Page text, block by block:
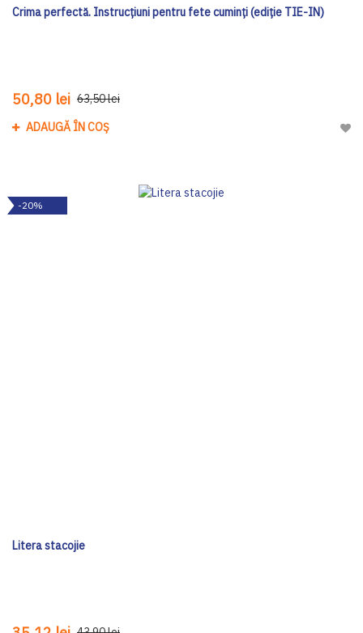
Crima perfectă. Instrucțiuni pentru fete cuminți (ediție TIE-IN)
50,80 lei 63,50 lei
ADAUGĂ ÎN COȘ
-20%
Litera stacojie